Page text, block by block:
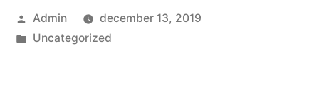
Szerző:
Admin
december 13, 2019
Kategória:
Uncategorized